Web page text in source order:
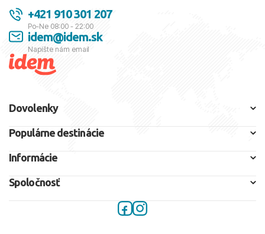
+421 910 301 207
Po-Ne 08:00 - 22:00
idem@idem.sk
Napíšte nám email
Dovolenky
Populárne destinácie
Informácie
Spoločnosť